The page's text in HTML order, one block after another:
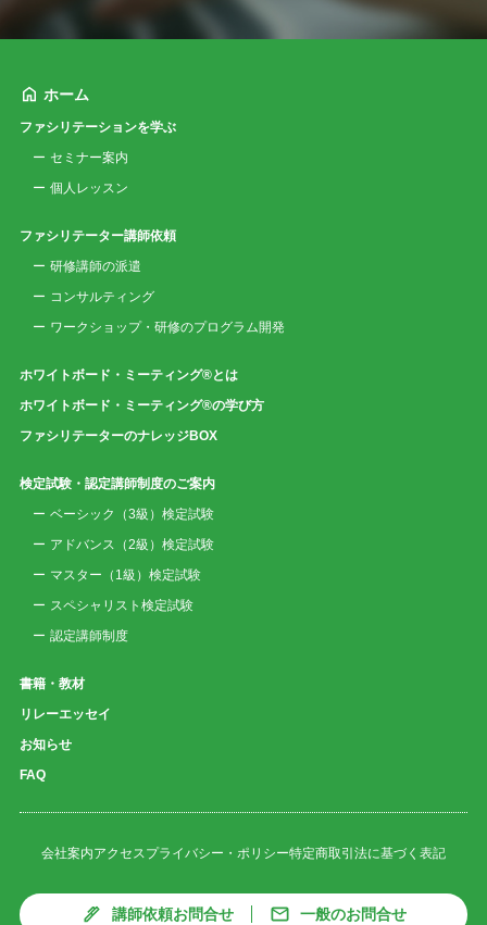
ホーム
ファシリテーションを学ぶ
セミナー案内
個人レッスン
ファシリテーター講師依頼
研修講師の派遣
コンサルティング
ワークショップ・研修のプログラム開発
ホワイトボード・ミーティング®とは
ホワイトボード・ミーティング®の学び方
ファシリテーターのナレッジBOX
検定試験・認定講師制度のご案内
ベーシック（3級）検定試験
アドバンス（2級）検定試験
マスター（1級）検定試験
スペシャリスト検定試験
認定講師制度
書籍・教材
リレーエッセイ
お知らせ
FAQ
会社案内アクセスプライバシー・ポリシー特定商取引法に基づく表記
講師依頼お問合せ 一般のお問合せ